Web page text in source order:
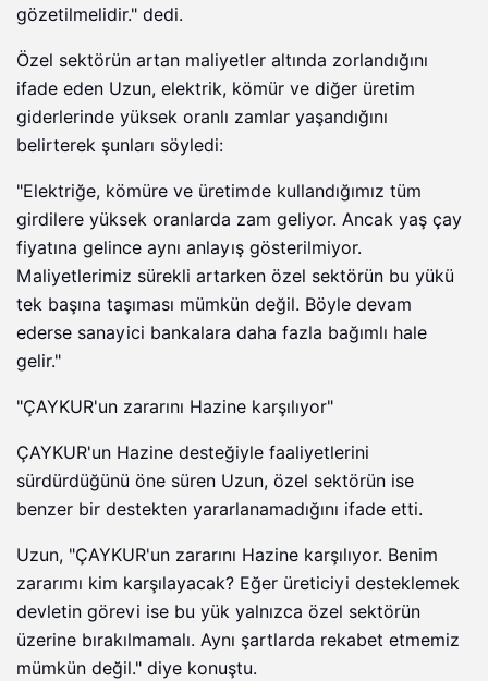
gözetilmelidir." dedi.
Özel sektörün artan maliyetler altında zorlandığını
ifade eden Uzun, elektrik, kömür ve diğer üretim
giderlerinde yüksek oranlı zamlar yaşandığını
belirterek şunları söyledi:
"Elektriğe, kömüre ve üretimde kullandığımız tüm
girdilere yüksek oranlarda zam geliyor. Ancak yaş çay
fiyatına gelince aynı anlayış gösterilmiyor.
Maliyetlerimiz sürekli artarken özel sektörün bu yükü
tek başına taşıması mümkün değil. Böyle devam
ederse sanayici bankalara daha fazla bağımlı hale
gelir."
"ÇAYKUR'un zararını Hazine karşılıyor"
ÇAYKUR'un Hazine desteğiyle faaliyetlerini
sürdürdüğünü öne süren Uzun, özel sektörün ise
benzer bir destekten yararlanamadığını ifade etti.
Uzun, "ÇAYKUR'un zararını Hazine karşılıyor. Benim
zararımı kim karşılayacak? Eğer üreticiyi desteklemek
devletin görevi ise bu yük yalnızca özel sektörün
üzerine bırakılmamalı. Aynı şartlarda rekabet etmemiz
mümkün değil." diye konuştu.